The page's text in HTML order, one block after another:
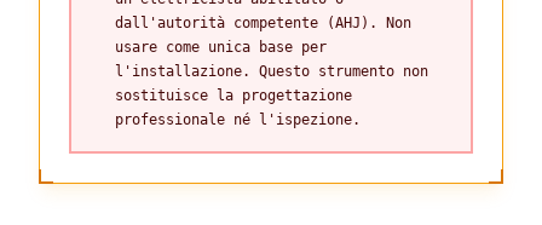
dall'autorità competente (AHJ). Non
usare come unica base per
l'installazione. Questo strumento non
sostituisce la progettazione
professionale né l'ispezione.